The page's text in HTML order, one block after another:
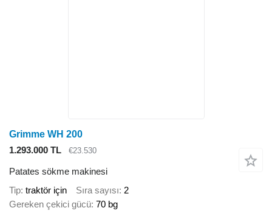
Grimme WH 200
1.293.000 TL
€23.530
Patates sökme makinesi
Tip traktör için Sıra sayısı 2
Gereken çekici gücü 70 bg